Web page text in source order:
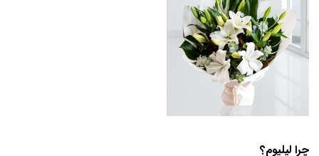
چرا لیلیوم؟